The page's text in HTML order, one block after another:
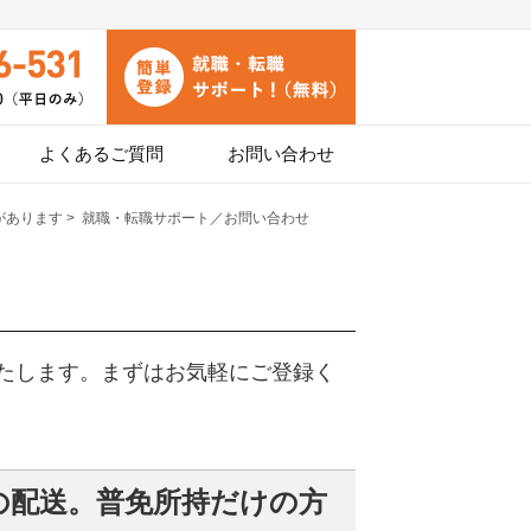
よくあるご質問 お問い合わせ
あります > 就職・転職サポート／お問い合わせ
ます。まずはお気軽にご登録く
送。普免所持だけの方